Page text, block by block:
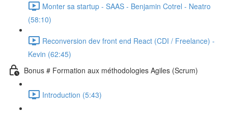
Monter sa startup - SAAS - Benjamin Cotrel - Neatro
(58:10)
Reconversion dev front end React (CDI / Freelance) -
Kevin (62:45)
Bonus # Formation aux méthodologies Agiles (Scrum)
Introduction (5:43)